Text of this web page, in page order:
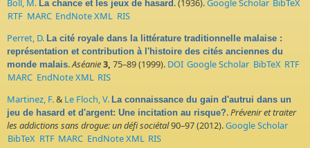
Boll, M. La chance et les jeux de hasard . (1936).Google Scholar BibTeX
RTF MARC EndNote XML RIS
Perret, D. La cité royale dans la littérature traditionnelle malaise :
représentation et contribution à l'histoire des cités anciennes du
monde malais.Aséanie3, 75–89 (1999). DOI Google Scholar BibTeX RTF
MARC EndNote XML RIS
Martinez, F.& Le Floch, V. La connaissance du gain d'autrui dans un
jeu de hasard et d'argent: Une incitation au risque?.Prévenir et traiter
les addictions sans drogue: un défi sociétal90–97 (2012).Google Scholar
BibTeX RTF MARC EndNote XML RIS